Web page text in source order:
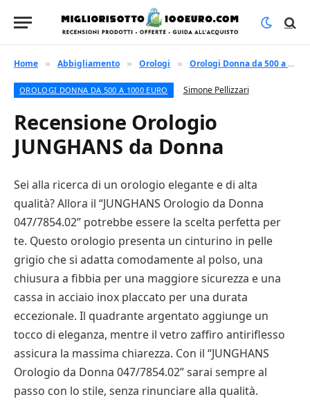
Home » Abbigliamento » Orologi » Orologi Donna da 500 a 1000 euro
OROLOGI DONNA DA 500 A 1000 EURO Simone Pellizzari
Recensione Orologio
JUNGHANS da Donna
Sei alla ricerca di un orologio elegante e di alta
qualità? Allora il “JUNGHANS Orologio da Donna
047/7854.02” potrebbe essere la scelta perfetta per
te. Questo orologio presenta un cinturino in pelle
grigio che si adatta comodamente al polso, una
chiusura a fibbia per una maggiore sicurezza e una
cassa in acciaio inox placcato per una durata
eccezionale. Il quadrante argentato aggiunge un
tocco di eleganza, mentre il vetro zaffiro antiriflesso
assicura la massima chiarezza. Con il “JUNGHANS
Orologio da Donna 047/7854.02” sarai sempre al
passo con lo stile, senza rinunciare alla qualità.